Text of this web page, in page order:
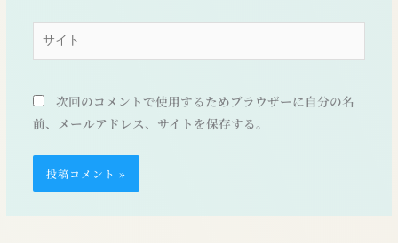
次回のコメントで使用するためブラウザーに自分の名
前、メールアドレス、サイトを保存する。